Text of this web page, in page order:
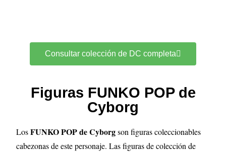
Consultar colección de DC completa
Figuras FUNKO POP de
Cyborg
LosFUNKO POP de Cyborgson figuras coleccionables
cabezonas de este personaje. Las figuras de colección de